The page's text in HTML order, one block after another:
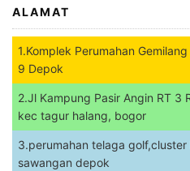
ALAMAT
1.Komplek Perumahan
9 Depok
2.Jl Kampung Pasir Angin RT 3
kec tagur halang, bogor
3.perumahan telaga golf,cluster
sawangan depok